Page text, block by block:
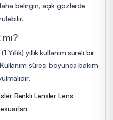
belirgin, açık gözlerde
yıllık kullanım süreli bir
süresi boyunca bakım
Renkli Lensler Lens